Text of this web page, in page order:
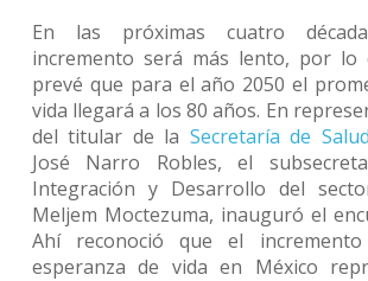
En las próximas cuatro
incremento será más lento, por lo
prevé que para el año 2050 el
vida llegará a los 80 años. En
del titular de la Secretaría de Salud
José Narro Robles, el
Integración y Desarrollo del
Meljem Moctezuma, inauguró el
Ahí reconoció que el
esperanza de vida en México